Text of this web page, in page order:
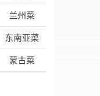
兰州菜
东南亚菜
蒙古菜